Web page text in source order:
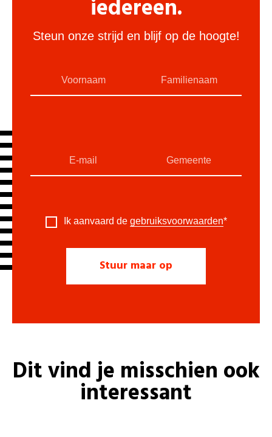
iedereen.
Steun onze strijd en blijf op de hoogte!
Ik aanvaard de gebruiksvoorwaarden*
Dit vind je misschien ook
interessant